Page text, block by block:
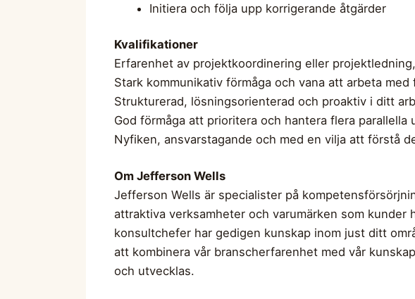
Initiera och följa upp korrigerande åtgärder
Kvalifikationer
Erfarenhet av projektkoordinering eller
Stark kommunikativ förmåga och vana att arbeta
Strukturerad, lösningsorienterad och proaktiv i ditt
God förmåga att prioritera och hantera flera parallella
Nyfiken, ansvarstagande och med en vilja att förstå
Om Jefferson Wells
Jefferson Wells är specialister på
attraktiva verksamheter och varumärken som
konsultchefer har gedigen kunskap inom just ditt
att kombinera vår branscherfarenhet med vår
och utvecklas.